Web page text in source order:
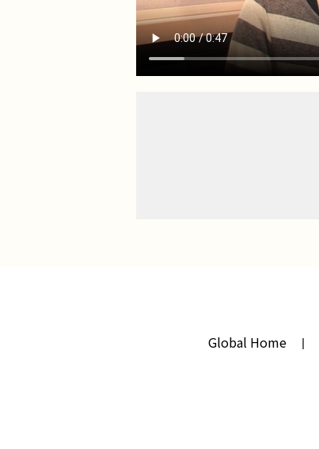
Global Home